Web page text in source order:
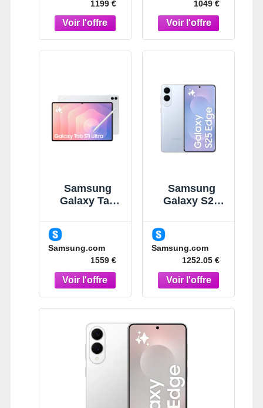
1199 € 1049 €
Samsung
Galaxy Tab
14,6" 512 Go
Wi-Fi Tablette
Gris
Samsung.com
1559 €
Samsung
Galaxy S25
Clair Titane
Smartphone
IA Bleu Clair
Titane
Samsung.com
1252.05 €